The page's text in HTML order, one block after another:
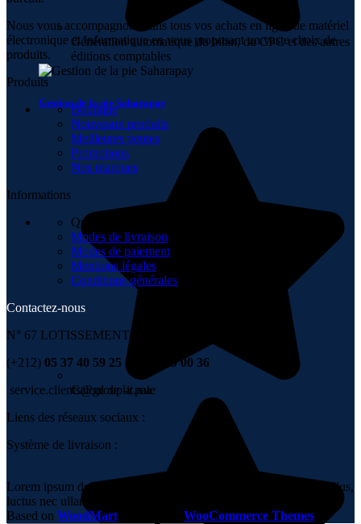
Génération automatique du bilan, du CPC et des autres
éditions comptables
Gestion de la pie Saharapay
Calcul de la paie
Nous vous accompagnons dans tous vos achats en ligne de matériel
électronique et informatique en vous proposant un vaste choix de
produits.
Produits
Boutique
Nouveaux produits
Meilleures ventes
Promotions
Nos marques
Informations
Qui sommes-nous
Modes de livraison
Modes de paiement
Mentions légales
Conditions générales
Contactez-nous
N° 67 LOTISSEMENT 6 NOVEMBRE , TÉMARA
(+212) 05 37 40 59 25 - 06 67 99 00 36
service.clients@group-it.ma
Liens des réseaux sociaux :
Système de livraison :
Lorem ipsum dolor sit amet, consectetur adipiscing elit. Ut elit tellus,
luctus nec ullamcorper mattis, pulvinar dapibus leo.
Based on WoodMart WooCommerce Themes